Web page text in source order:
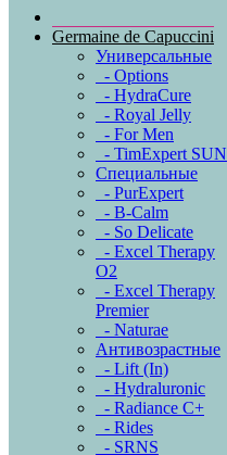
Germaine de Capuccini
Универсальные
- Options
- HydraCure
- Royal Jelly
- For Men
- TimExpert SUN
Специальные
- PurExpert
- B-Calm
- So Delicate
- Excel Therapy
O2
- Excel Therapy
Premier
- Naturae
Антивозрастные
- Lift (In)
- Hydraluronic
- Radiance C+
- Rides
- SRNS